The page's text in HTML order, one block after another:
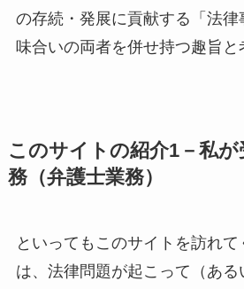
の存続・発展に貢献する「法
味合いの両者を併せ持つ趣旨と
このサイトの紹介1－私
務（弁護士業務）
といってもこのサイトを訪れて
は、法律問題が起こって（あ